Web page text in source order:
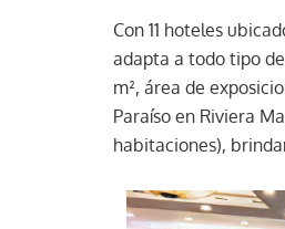
Con 11 hoteles
adapta a todo tipo
m², área de
Paraíso en Riviera
habitaciones),